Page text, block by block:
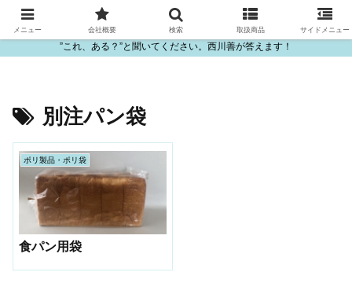
ビニール・プラスチック製品の卸販売は西川善
”これ、ある？”と聞いてください。西川善が答えます！
別注パン袋
ポリ製品・ポリ袋
食パン用袋
メニュー 会社概要 検索 取扱商品 サイドメニュー